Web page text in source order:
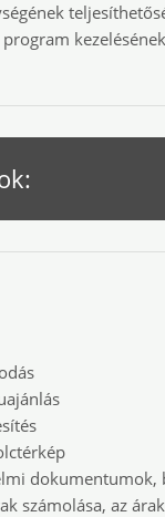
dokumentumok,
számolása, az